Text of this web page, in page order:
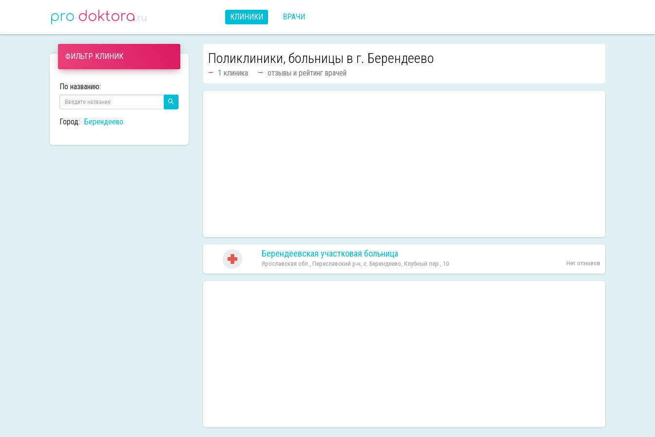
pro-doktora.ru КЛИНИКИ ВРАЧИ
ФИЛЬТР КЛИНИК
По названию:
Город: Берендеево
Поликлиники, больницы в г. Берендеево
1 клиника отзывы и рейтинг врачей
Берендеевская участковая больница
Ярославская обл., Переславский р-н, с. Берендеево, Клубный пер., 10 Нет отзывов